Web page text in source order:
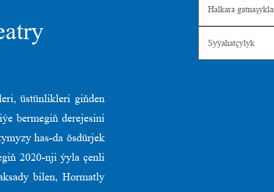
üstünlikleri giňden
bermegiň derejesini
has-da ösdürjek
2020-nji ýyla çenli
bilen, Hormatly
Halkara
Syýahatçylyk